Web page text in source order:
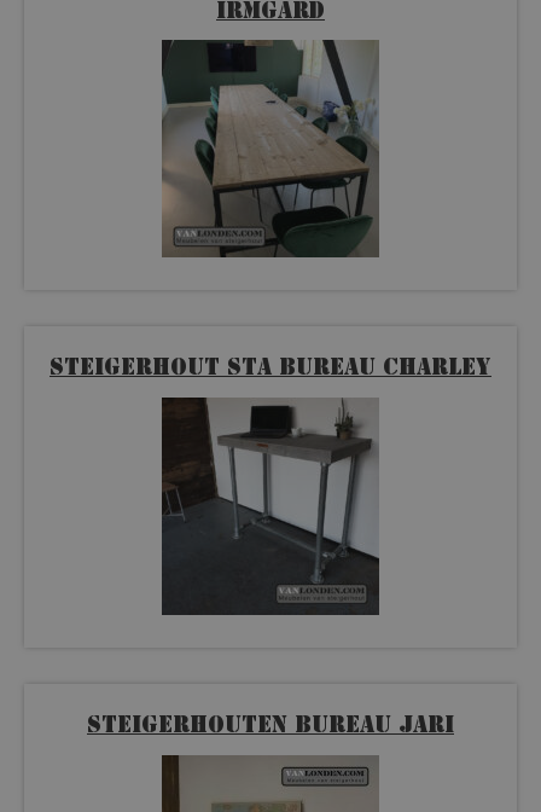
Irmgard
Steigerhout sta bureau Charley
Steigerhouten bureau Jari